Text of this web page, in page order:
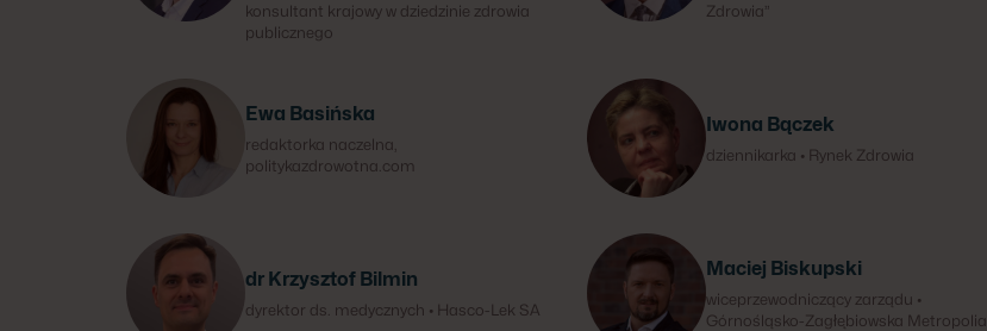
konsultant krajowy w dziedzinie zdrowia
publicznego
Zdrowia”
Ewa Basińska
redaktorka naczelna,
politykazdrowotna.com
Iwona Bączek
dziennikarka • Rynek Zdrowia
dr Krzysztof Bilmin
dyrektor ds. medycznych • Hasco-Lek SA
Maciej Biskupski
wiceprzewodniczący zarządu •
Górnośląsko-Zagłębiowska Metropolia